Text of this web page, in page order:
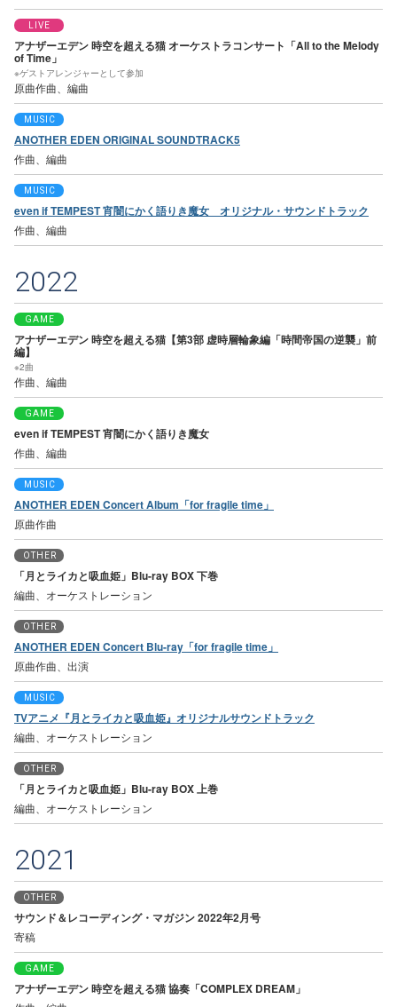
LIVE
アナザーエデン 時空を超える猫 オーケストラコンサート「All to the Melody
of Time」
※ゲストアレンジャーとして参加
原曲作曲、編曲
MUSIC
ANOTHER EDEN ORIGINAL SOUNDTRACK5
作曲、編曲
MUSIC
even if TEMPEST 宵闇にかく語りき魔女 オリジナル・サウンドトラック
作曲、編曲
2022
GAME
アナザーエデン 時空を超える猫【第3部 虚時層輪象編「時間帝国の逆襲」前
編】
※2曲
作曲、編曲
GAME
even if TEMPEST 宵闇にかく語りき魔女
作曲、編曲
MUSIC
ANOTHER EDEN Concert Album「for fragile time」
原曲作曲
OTHER
「月とライカと吸血姫」Blu-ray BOX 下巻
編曲、オーケストレーション
OTHER
ANOTHER EDEN Concert Blu-ray「for fragile time」
原曲作曲、出演
MUSIC
TVアニメ『月とライカと吸血姫』オリジナルサウンドトラック
編曲、オーケストレーション
OTHER
「月とライカと吸血姫」Blu-ray BOX 上巻
編曲、オーケストレーション
2021
OTHER
サウンド＆レコーディング・マガジン 2022年2月号
寄稿
GAME
アナザーエデン 時空を超える猫 協奏「COMPLEX DREAM」